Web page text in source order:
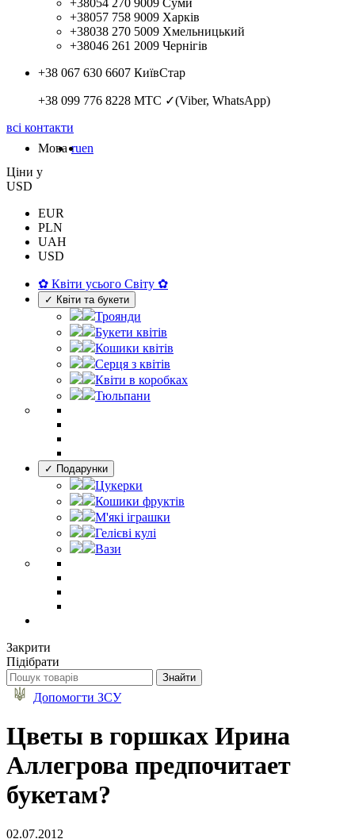
+38054 270 9009 Суми
+38057 758 9009 Харків
+38038 270 5009 Хмельницький
+38046 261 2009 Чернігів
+38 067 630 6607 КиївСтар
+38 099 776 8228 МТС ✓(Viber, WhatsApp)
всі контакти
Мова ruen
Цiни у
USD
EUR
PLN
UAH
USD
✿ Квіти усього Світу ✿
✓ Квіти та букети
Троянди
Букети квітів
Кошики квітів
Серця з квітів
Квіти в коробках
Тюльпани
✓ Подарунки
Цукерки
Кошики фруктів
М'які іграшки
Гелієві кулі
Вази
Закрити
Підібрати
Допомогти ЗСУ
Цветы в горшках Ирина
Аллегрова предпочитает
букетам?
02.07.2012